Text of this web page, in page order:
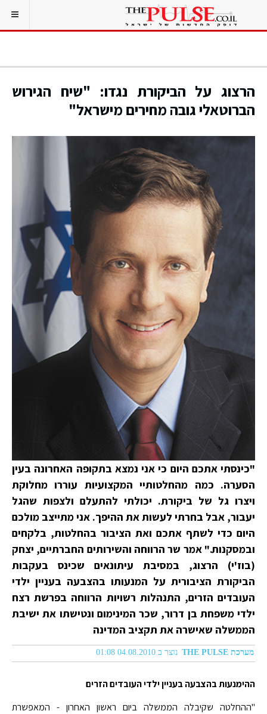
הרצוג על הביקורת נגדו: "שיח הגירוש
הברוטאלי גובה מחירים מישראל"
"כינסתי אתכם היום כי אני נמצא בתקופה האחרונה בעין
הסערה. כמה מהחלטותיי המקצועיות עוררו מחלוקת
ויצרו גל של ביקורת. יכולתי להתעלם ולצפות שהגל
יעבור, אבל בחרתי לעשות את ההיפך. אני מתייצב מולכם
היום כדי לשתף אתכם ואת הציבור בהחלטות, בלקחים
ובמסקנות." אמר שר הרווחה והשירותים החברתיים, יצחק
(בוז'י) הרצוג, במסיבת עיתונאים שכינס בעקבות
הביקורת הציבורית על המנעותו בהצבעה בעניין ילדי
העובדים הזרים, התנהלות רשויות הרווחה בפרשת רצח
ילדי משפחת בן דרור, שכר המינימום ונטישתו את ישיבת
הממשלה שאישרה את תקציב המדינה
מערכת THE PULSE נוצר ב 04.08.2010 01:08
ההימנעות בהצבעה בעניין ילדי העובדים הזרים
"ההחלטה שקיבלה הממשלה ביום ראשון האחרון - המאפשרת